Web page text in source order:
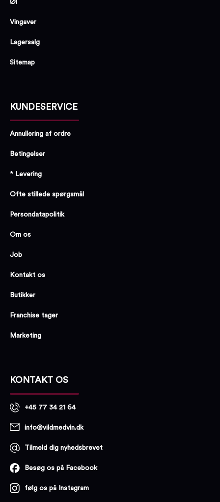
Øl
Vingaver
Lagersalg
Sitemap
KUNDESERVICE
Annullering af ordre
Betingelser
* Levering
Ofte stillede spørgsmål
Persondatapolitik
Om os
Job
Kontakt os
Butikker
Franchise tager
Marketing
KONTAKT OS
+45 77 34 21 64
info@vildmedvin.dk
Tilmeld dig nyhedsbrevet
Besøg os på Facebook
følg os på Instagram